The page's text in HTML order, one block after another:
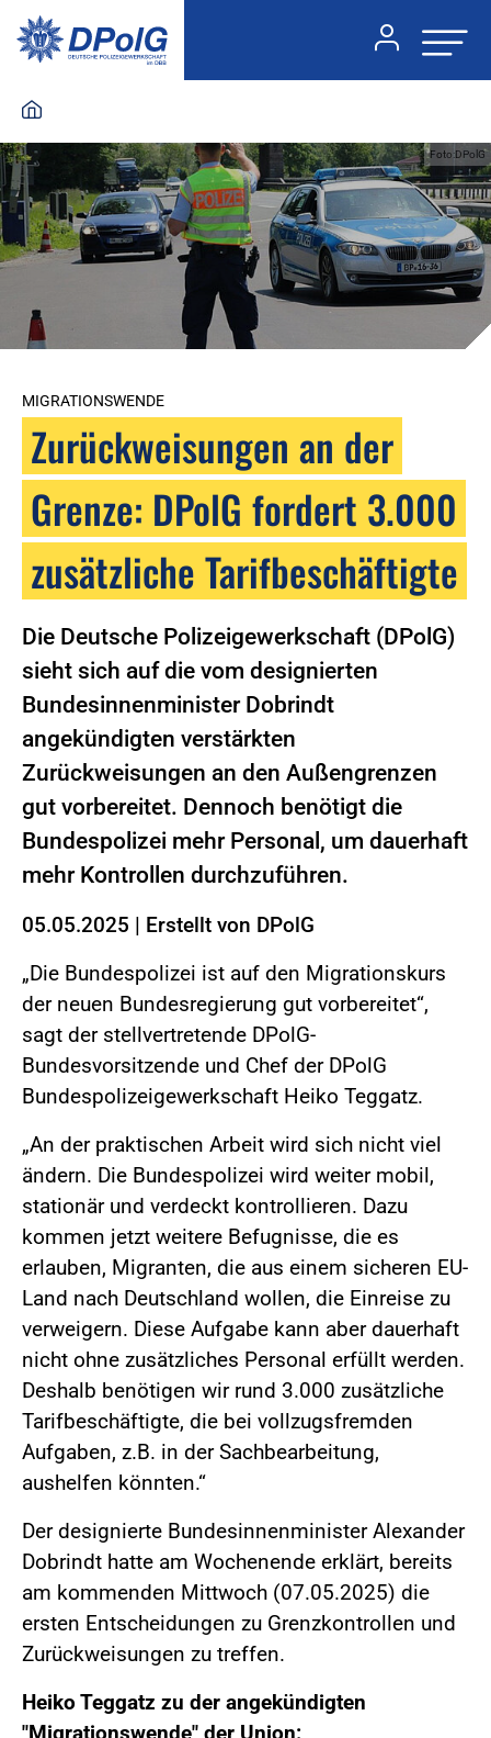
Foto:DPolG
MIGRATIONSWENDE
Zurückweisungen an der
Grenze: DPolG fordert 3.000
zusätzliche Tarifbeschäftigte
Die Deutsche Polizeigewerkschaft (DPolG)
sieht sich auf die vom designierten
Bundesinnenminister Dobrindt
angekündigten verstärkten
Zurückweisungen an den Außengrenzen
gut vorbereitet. Dennoch benötigt die
Bundespolizei mehr Personal, um dauerhaft
mehr Kontrollen durchzuführen.
05.05.2025 | Erstellt von DPolG
„Die Bundespolizei ist auf den Migrationskurs
der neuen Bundesregierung gut vorbereitet“,
sagt der stellvertretende DPolG-
Bundesvorsitzende und Chef der DPolG
Bundespolizeigewerkschaft Heiko Teggatz.
„An der praktischen Arbeit wird sich nicht viel
ändern. Die Bundespolizei wird weiter mobil,
stationär und verdeckt kontrollieren. Dazu
kommen jetzt weitere Befugnisse, die es
erlauben, Migranten, die aus einem sicheren EU-
Land nach Deutschland wollen, die Einreise zu
verweigern. Diese Aufgabe kann aber dauerhaft
nicht ohne zusätzliches Personal erfüllt werden.
Deshalb benötigen wir rund 3.000 zusätzliche
Tarifbeschäftigte, die bei vollzugsfremden
Aufgaben, z.B. in der Sachbearbeitung,
aushelfen könnten.“
Der designierte Bundesinnenminister Alexander
Dobrindt hatte am Wochenende erklärt, bereits
am kommenden Mittwoch (07.05.2025) die
ersten Entscheidungen zu Grenzkontrollen und
Zurückweisungen zu treffen.
Heiko Teggatz zu der angekündigten